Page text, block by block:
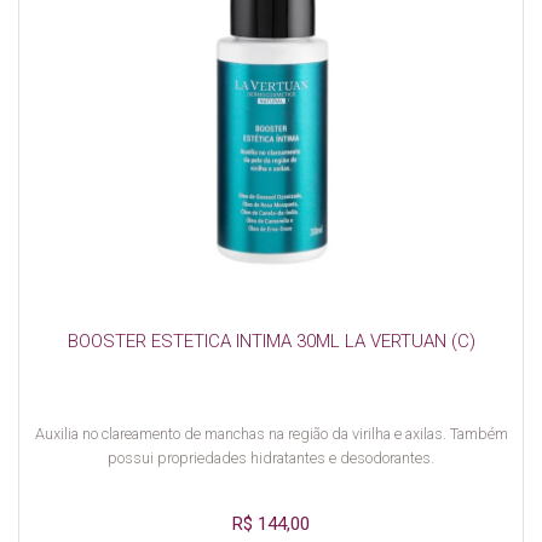
BOOSTER ESTETICA INTIMA 30ML LA VERTUAN (C)
Auxilia no clareamento de manchas na região da virilha e axilas. Também
possui propriedades hidratantes e desodorantes.
R$ 144,00